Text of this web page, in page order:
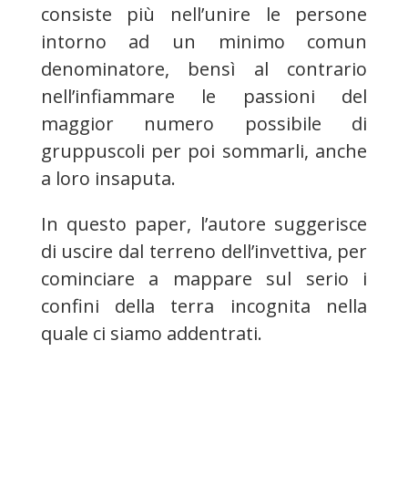
consiste più nell’unire le persone
intorno ad un minimo comun
denominatore, bensì al contrario
nell’infiammare le passioni del
maggior numero possibile di
gruppuscoli per poi sommarli, anche
a loro insaputa.
In questo paper, l’autore suggerisce
di uscire dal terreno dell’invettiva, per
cominciare a mappare sul serio i
confini della terra incognita nella
quale ci siamo addentrati.